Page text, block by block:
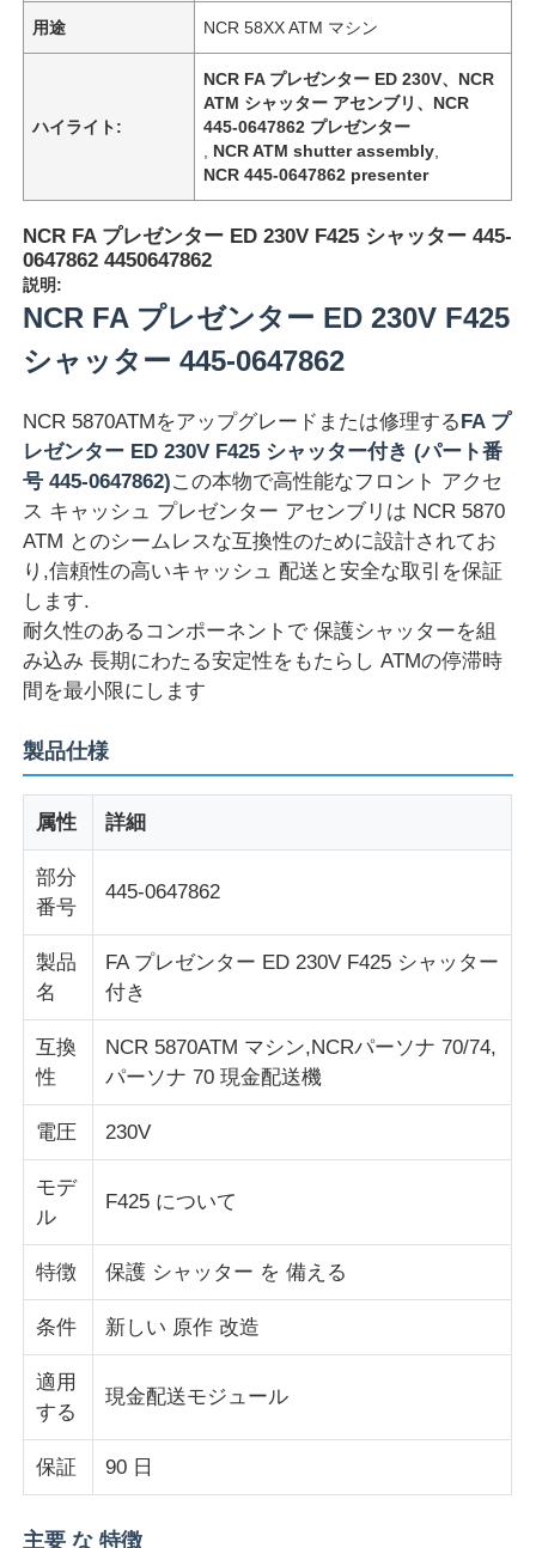
ホーム
製品
ビデオ
企業情報
会社案内
品質管理
ニュース
すべての場合
見積依頼
用途 NCR 58XX ATM マシン
ハイライト:
NCR FA プレゼンター ED 230V、NCR
ATM シャッター アセンブリ、NCR
445-0647862 プレゼンター
NCR ATM shutter assembly
NCR 445-0647862 presenter
NCR FA プレゼンター ED 230V F425 シャッター 445-
0647862 4450647862
説明:
NCR FA プレゼンター ED 230V F425
シャッター 445-0647862
NCR 5870ATMをアップグレードまたは修理するFA プ
レゼンター ED 230V F425 シャッター付き (パート番
号 445-0647862)この本物で高性能なフロント アクセ
ス キャッシュ プレゼンター アセンブリは NCR 5870
ATM とのシームレスな互換性のために設計されてお
り,信頼性の高いキャッシュ 配送と安全な取引を保証
します.
耐久性のあるコンポーネントで 保護シャッターを組
み込み 長期にわたる安定性をもたらし ATMの停滞時
間を最小限にします
製品仕様
属性 詳細
部分
番号
445-0647862
製品
名
FA プレゼンター ED 230V F425 シャッター
付き
互換
性
NCR 5870ATM マシン,NCRパーソナ 70/74,
パーソナ 70 現金配送機
電圧 230V
モデ
ル
F425 について
特徴 保護 シャッター を 備える
条件 新しい 原作 改造
適用
する
現金配送モジュール
保証 90 日
主要 な 特徴